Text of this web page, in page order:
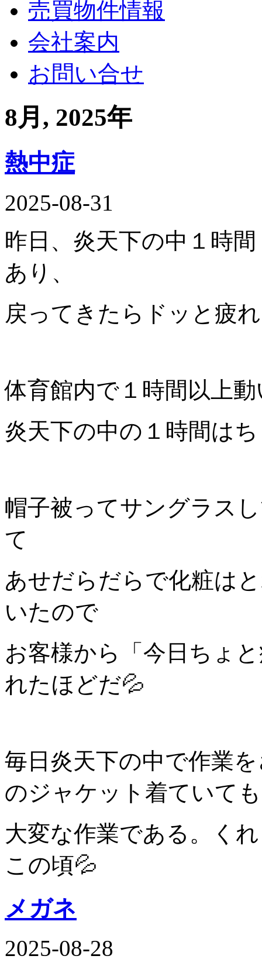
売買物件情報
会社案内
お問い合せ
8月, 2025年
熱中症
2025-08-31
昨日、炎天下の中１時
あり、
戻ってきたらドッと疲
体育館内で１時間以上
炎天下の中の１時間は
帽子被ってサングラス
て
あせだらだらで化粧は
いたので
お客様から「今日ちょ
れたほどだ💦
毎日炎天下の中で作業
のジャケット着ていても
大変な作業である。く
この頃💦
メガネ
2025-08-28